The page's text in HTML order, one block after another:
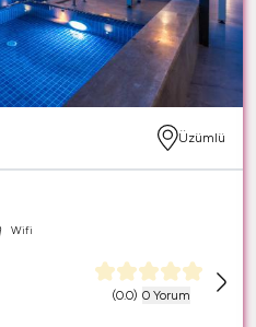
Üzümlü
Wifi
(0.0) 0 Yorum